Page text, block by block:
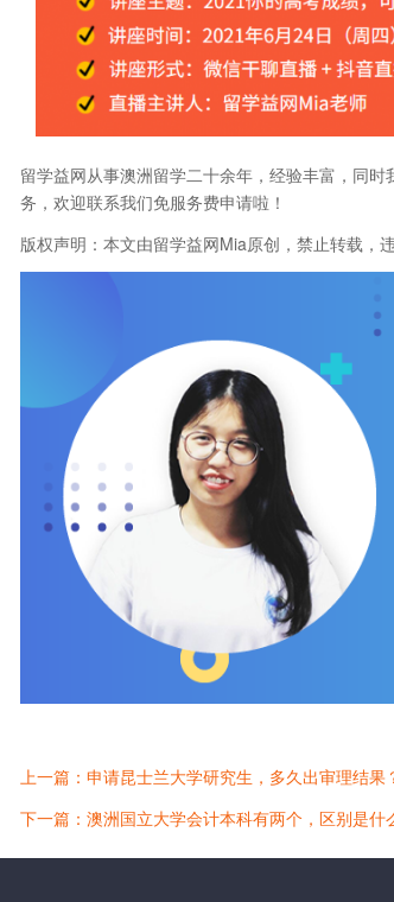
留学益网从事澳洲留学二十余年，经验丰富，同
务，欢迎联系我们免服务费申请啦！
版权声明：本文由留学益网Mia原创，禁止转载，
上一篇：申请昆士兰大学研究生，多久出审理结果
下一篇：澳洲国立大学会计本科有两个，区别是什